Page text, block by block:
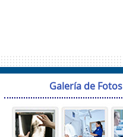
Galería de Fotos